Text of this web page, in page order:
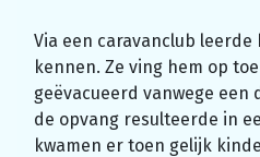
Via een caravanclub
kennen. Ze ving hem op
geëvacueerd vanwege
de opvang resulteerde in
kwamen er toen gelijk